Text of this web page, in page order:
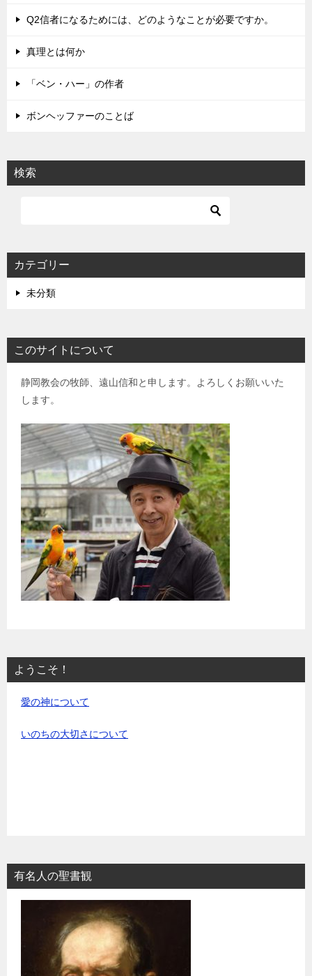
シ Q2信者になるためには、どのようなことが必要ですか。
真理とは何か
「ベン・ハー」の作者
ボンヘッファーのことば
検索
カテゴリー
未分類
このサイトについて
静岡教会の牧師、遠山信和と申します。よろしくお願いいた
します。
ようこそ！
愛の神について
いのちの大切さについて
有名人の聖書観